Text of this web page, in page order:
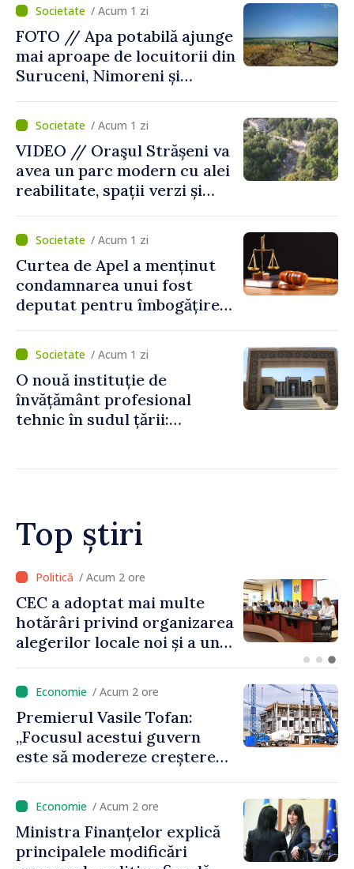
/ Acum 1 zi
FOTO // Apa potabilă ajunge
mai aproape de locuitorii din
Suruceni, Nimoreni și
/ Acum 1 zi
VIDEO // Oraşul Strășeni va
avea un parc modern cu alei
reabilitate, spații verzi și
/ Acum 1 zi
Curtea de Apel a menținut
condamnarea unui fost
deputat pentru îmbogățire
statului peste 2,4 milioane
de lei
/ Acum 1 zi
O nouă instituție de
învățământ profesional
tehnic în sudul țării:
Top știri
/ Acum 2 ore
Prim-ministrul Vasile Tofan
a discutat cu omologul său
bulgar, Rumen Radev
/ Acum 2 ore
Premierul Vasile Tofan:
„Focusul acestui guvern
este să modereze creșterea
/ Acum 2 ore
Ministra Finanțelor explică
principalele modificări